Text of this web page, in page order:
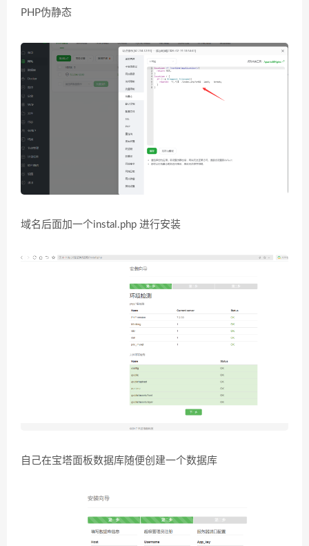
PHP伪静态
域名后面加一个instal.php 进行安装
自己在宝塔面板数据库随便创建一个数据库